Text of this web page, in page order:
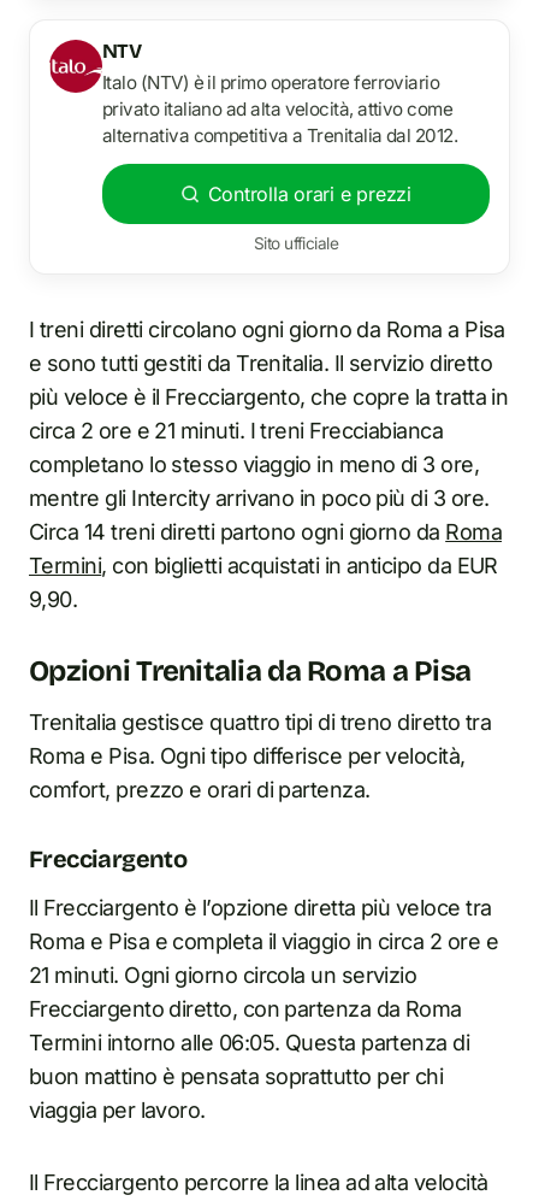
NTV
Italo (NTV) è il primo operatore ferroviario
privato italiano ad alta velocità, attivo come
alternativa competitiva a Trenitalia dal 2012.
Controlla orari e prezzi
Sito ufficiale
I treni diretti circolano ogni giorno da Roma a Pisa
e sono tutti gestiti da Trenitalia. Il servizio diretto
più veloce è il Frecciargento, che copre la tratta in
circa 2 ore e 21 minuti. I treni Frecciabianca
completano lo stesso viaggio in meno di 3 ore,
mentre gli Intercity arrivano in poco più di 3 ore.
Circa 14 treni diretti partono ogni giorno da Roma
Termini, con biglietti acquistati in anticipo da EUR
9,90.
Opzioni Trenitalia da Roma a Pisa
Trenitalia gestisce quattro tipi di treno diretto tra
Roma e Pisa. Ogni tipo differisce per velocità,
comfort, prezzo e orari di partenza.
Frecciargento
Il Frecciargento è l’opzione diretta più veloce tra
Roma e Pisa e completa il viaggio in circa 2 ore e
21 minuti. Ogni giorno circola un servizio
Frecciargento diretto, con partenza da Roma
Termini intorno alle 06:05. Questa partenza di
buon mattino è pensata soprattutto per chi
viaggia per lavoro.
Il Frecciargento percorre la linea ad alta velocità